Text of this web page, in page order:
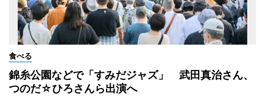
食べる
錦糸公園などで「すみだジャズ」 武田真治さん、
つのだ☆ひろさんら出演へ